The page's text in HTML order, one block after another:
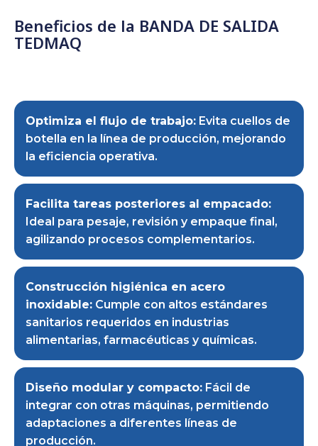
Beneficios de la BANDA DE SALIDA
TEDMAQ
Optimiza el flujo de trabajo: Evita cuellos de
botella en la línea de producción, mejorando
la eficiencia operativa.
Facilita tareas posteriores al empacado:
Ideal para pesaje, revisión y empaque final,
agilizando procesos complementarios.
Construcción higiénica en acero
inoxidable: Cumple con altos estándares
sanitarios requeridos en industrias
alimentarias, farmacéuticas y químicas.
Diseño modular y compacto: Fácil de
integrar con otras máquinas, permitiendo
adaptaciones a diferentes líneas de
producción.